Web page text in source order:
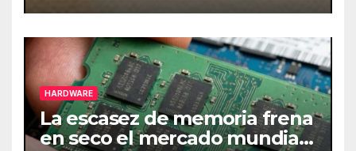
HARDWARE
La escasez de memoria frena
en seco el mercado mundial